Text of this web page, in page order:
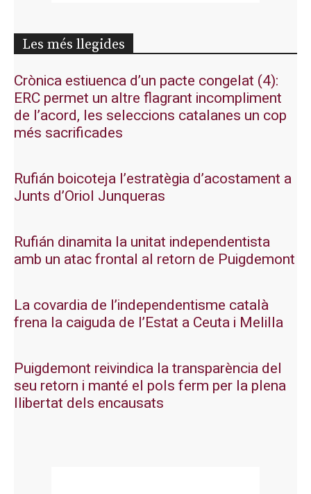
Les més llegides
Crònica estiuenca d’un pacte congelat (4):
ERC permet un altre flagrant incompliment
de l’acord, les seleccions catalanes un cop
més sacrificades
Rufián boicoteja l’estratègia d’acostament a
Junts d’Oriol Junqueras
Rufián dinamita la unitat independentista
amb un atac frontal al retorn de Puigdemont
La covardia de l’independentisme català
frena la caiguda de l’Estat a Ceuta i Melilla
Puigdemont reivindica la transparència del
seu retorn i manté el pols ferm per la plena
llibertat dels encausats